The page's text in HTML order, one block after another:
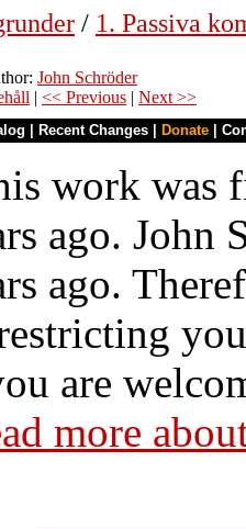
/ 1. Passiva
John Schröder
| << Previous | Next >>
Recent Changes Donate
work was
ago. John
ago.
are
more